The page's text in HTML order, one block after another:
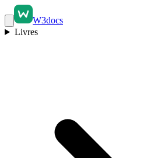
W3docs
Livres